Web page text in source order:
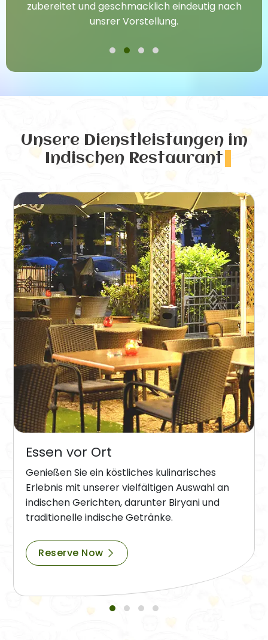
zubereitet und geschmacklich eindeutig nach
unsrer Vorstellung.
Unsere Dienstleistungen im
Indischen Restaurant
Essen vor Ort
Genießen Sie ein köstliches kulinarisches
Erlebnis mit unserer vielfältigen Auswahl an
indischen Gerichten, darunter Biryani und
traditionelle indische Getränke.
Reserve Now